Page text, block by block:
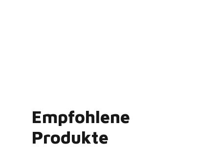
Empfohlene
Produkte